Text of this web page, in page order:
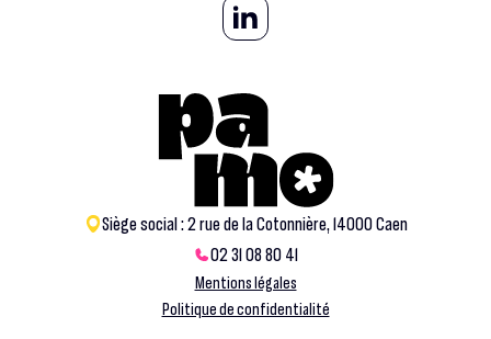
Siège social : 2 rue de la Cotonnière, 14000 Caen
02 31 08 80 41
Mentions légales
Politique de confidentialité